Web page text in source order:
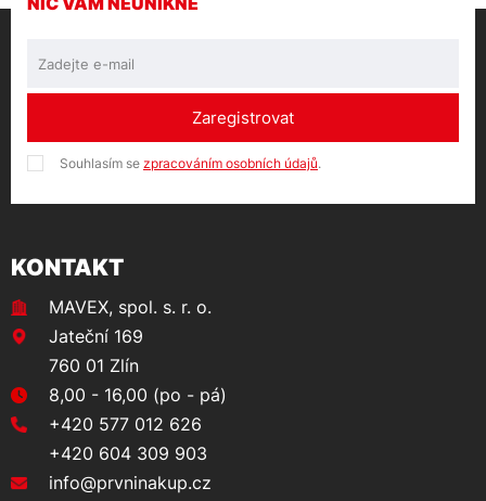
Zaregistrovat
Souhlasím se zpracováním osobních údajů.
KONTAKT
MAVEX, spol. s. r. o.
Jateční 169
760 01 Zlín
8,00 - 16,00 (po - pá)
+420 577 012 626
+420 604 309 903
info@prvninakup.cz